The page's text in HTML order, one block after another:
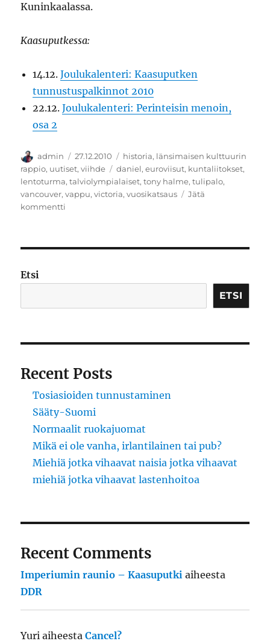
Kuninkaalassa.
Kaasuputkessa:
14.12.Joulukalenteri: Kaasuputken
tunnustuspalkinnot 2010
22.12.Joulukalenteri: Perinteisin menoin,
osa 2
Kirjoittaja
admin Julkaistu
27.12.2010 Kategoriat
historia, länsimaisen kulttuurin
rappio, uutiset,viihde Avainsanat
daniel,euroviisut, kuntaliitokset,
lentoturma,talviolympialaiset,tony halme,tulipalo,
vancouver,vappu,victoria,vuosikatsaus
Jätä
kommentti
Etsi
ETSI
Recent Posts
Tosiasioiden tunnustaminen
Sääty-Suomi
Normaalit ruokajuomat
Mikä ei ole vanha, irlantilainen tai pub?
Miehiä jotka vihaavat naisia jotka vihaavat
miehiä jotka vihaavat lastenhoitoa
Recent Comments
Imperiumin raunio – Kaasuputki aiheesta
DDR
Yuri aiheestaCancel?